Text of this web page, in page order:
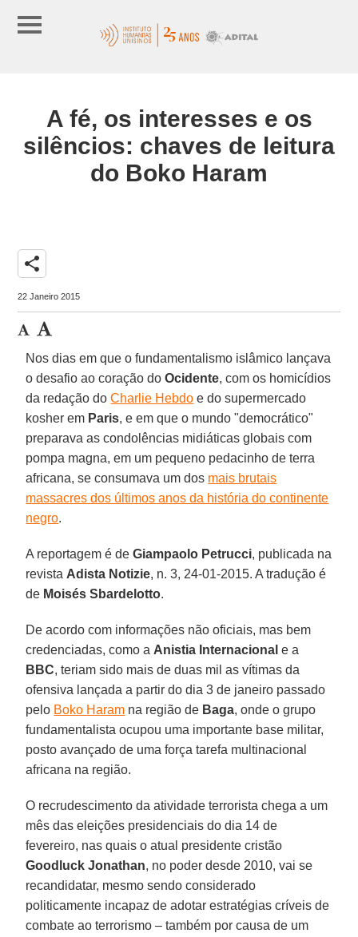
A fé, os interesses e os
silêncios: chaves de leitura
do Boko Haram
share
22 Janeiro 2015
Nos dias em que o fundamentalismo islâmico lançava
o desafio ao coração doOcidente, com os homicídios
da redação doCharlie Hebdo e do supermercado
kosher em Paris, e em que o mundo "democrático"
preparava as condolências midiáticas globais com
pompa magna, em um pequeno pedacinho de terra
africana, se consumava um dos mais brutais
massacres dos últimos anos da história do continente
negro.
A reportagem é deGiampaolo Petrucci, publicada na
revista Adista Notizie, n. 3, 24-01-2015. A tradução é
de Moisés Sbardelotto.
De acordo com informações não oficiais, mas bem
credenciadas, como a Anistia Internacional e a
BBC, teriam sido mais de duas mil as vítimas da
ofensiva lançada a partir do dia 3 de janeiro passado
pelo Boko Haram na região de Baga, onde o grupo
fundamentalista ocupou uma importante base militar,
posto avançado de uma força tarefa multinacional
africana na região.
O recrudescimento da atividade terrorista chega a um
mês das eleições presidenciais do dia 14 de
fevereiro, nas quais o atual presidente cristão
Goodluck Jonathan, no poder desde 2010, vai se
recandidatar, mesmo sendo considerado
politicamente incapaz de adotar estratégias críveis de
combate ao terrorismo – também por causa de um